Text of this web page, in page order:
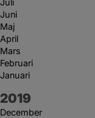
Juni
Maj
April
Mars
Februari
Januari
År:
2019
December